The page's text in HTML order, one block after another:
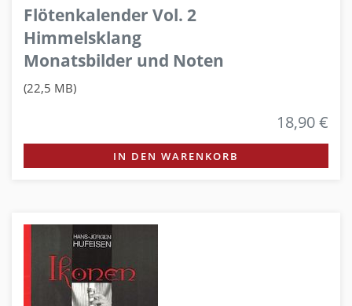
Flötenkalender Vol. 2
Himmelsklang
Monatsbilder und Noten
(22,5 MB)
18,90 €
IN DEN WARENKORB